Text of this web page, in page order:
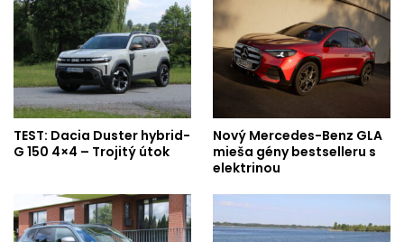
TEST: Dacia Duster hybrid-
G 150 4×4 – Trojitý útok
Nový Mercedes-Benz GLA
mieša gény bestselleru s
elektrinou